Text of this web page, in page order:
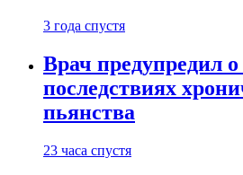
3 года спустя
Врач предупредил
последствиях
пьянства
23 часа спустя